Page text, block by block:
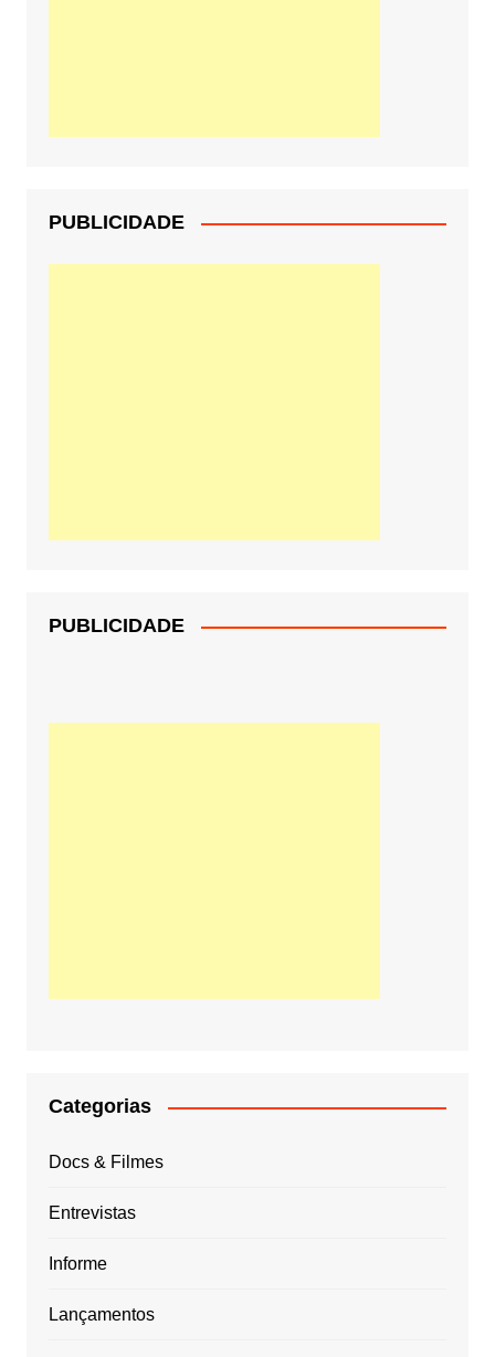
PUBLICIDADE
PUBLICIDADE
Categorias
Docs & Filmes
Entrevistas
Informe
Lançamentos